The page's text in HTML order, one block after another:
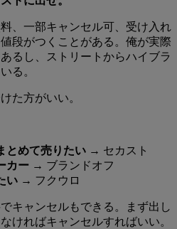
、一部キャンセル可、受け入れ
段がつくことがある。俺が実際
るし、ストリートからハイブラ
る。
た方がいい。
とめて売りたい → セカスト
カー → ブランドオフ
い → フクウロ
キャンセルもできる。まず出し
ければキャンセルすればいい。